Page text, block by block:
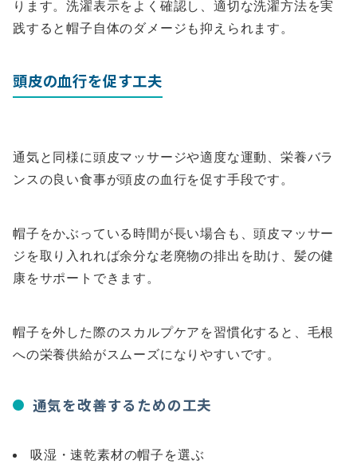
ります。洗濯表示をよく確認し、適切な洗濯方法を実
践すると帽子自体のダメージも抑えられます。
頭皮の血行を促す工夫
通気と同様に頭皮マッサージや適度な運動、栄養バラ
ンスの良い食事が頭皮の血行を促す手段です。
帽子をかぶっている時間が長い場合も、頭皮マッサー
ジを取り入れれば余分な老廃物の排出を助け、髪の健
康をサポートできます。
帽子を外した際のスカルプケアを習慣化すると、毛根
への栄養供給がスムーズになりやすいです。
通気を改善するための工夫
吸湿・速乾素材の帽子を選ぶ